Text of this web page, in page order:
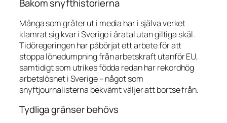
Bakom snyfthistorierna
Många som gråter ut i media har i själva verket
klamrat sig kvar i Sverige i åratal utan giltiga skäl.
Tidöregeringen har påbörjat ett arbete för att
stoppa lönedumpning från arbetskraft utanför EU,
samtidigt som utrikes födda redan har rekordhög
arbetslöshet i Sverige – något som
snyftjournalisterna bekvämt väljer att bortse från.
Tydliga gränser behövs